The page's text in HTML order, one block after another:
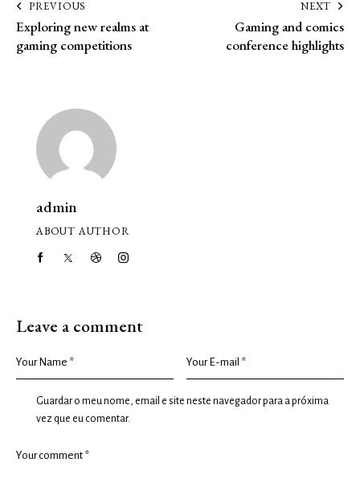
PREVIOUS
Exploring new realms at
gaming competitions
NEXT
Gaming and comics
conference highlights
admin
ABOUT AUTHOR
Leave a comment
Guardar o meu nome, email e site neste navegador para a próxima
vez que eu comentar.